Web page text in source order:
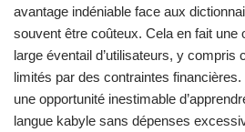
avantage indéniable face aux
souvent être coûteux. Cela en fait une
large éventail d’utilisateurs, y compris
limités par des contraintes financières.
une opportunité inestimable
langue kabyle sans dépenses